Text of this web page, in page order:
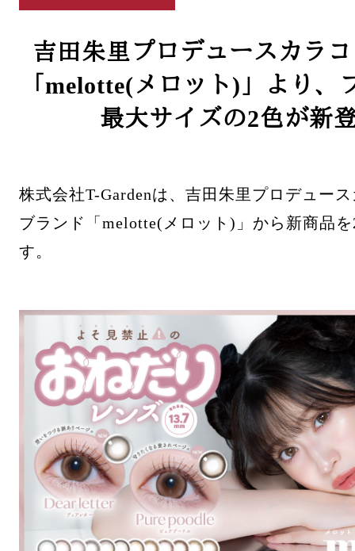
吉田朱里プロデュースカラ
「melotte(メロット)」より、
最大サイズの2色が新
株式会社T-Gardenは、吉田朱里プロデュー
ブランド「melotte(メロット)」から新商品
す。